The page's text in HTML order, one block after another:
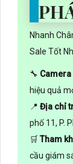
Nhanh
Sale Tốt
🔧
hiệu quả
📍 Địa chỉ
phố 11, P.
🛒 Tham
cầu giám